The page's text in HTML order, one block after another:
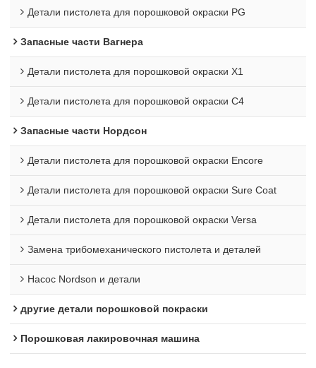
Детали пистолета для порошковой окраски PG
Запасные части Вагнера
Детали пистолета для порошковой окраски X1
Детали пистолета для порошковой окраски C4
Запасные части Нордсон
Детали пистолета для порошковой окраски Encore
Детали пистолета для порошковой окраски Sure Coat
Детали пистолета для порошковой окраски Versa
Замена трибомеханического пистолета и деталей
Насос Nordson и детали
другие детали порошковой покраски
Порошковая лакировочная машина